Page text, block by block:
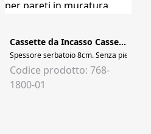
Cassette da Incasso Cassetta da incasso per Vaso Sospeso, 3/6 lt
Codice prodotto: 768-
1800-01